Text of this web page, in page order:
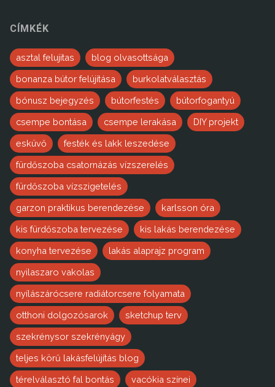
CÍMKÉK
asztal felujitas blog olvasottsága
bonanza bútor felújítása burkolatválasztás
bónusz bejegyzés bútorfestés bútorfogantyú
csempe bontása csempe lerakása DIY projekt
esküvő festék és lakk leszedése
fürdőszoba csatornázás vízszerelés
fürdőszoba vízszigetelés
garzon praktikus berendezése karlsson óra
kis fürdőszoba tervezése kis lakás berendezése
konyha tervezése lakás alaprajz program
nyilaszaro vakolas
nyílászárócsere radiátorcsere folyamata
otthoni dolgozósarok sketchup terv
szekrénysor szekrényágy
teljes körű lakásfelújítás blog
térelválasztó fal bontás vacókia színei